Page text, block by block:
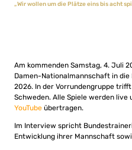
„Wir wollen um die Plätze eins bis acht
Am kommenden Samstag, 4. Juli
Damen-Nationalmannschaft in die
2026. In der Vorrundengruppe
Schweden. Alle Spiele werden
YouTube übertragen.
Im Interview spricht
Entwicklung ihrer Mannschaft